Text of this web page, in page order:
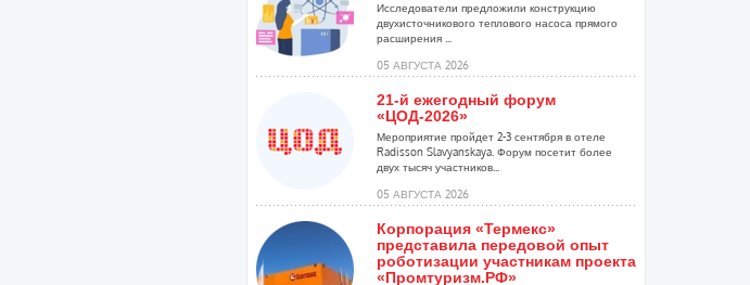
Исследователи предложили конструкцию
двухисточникового теплового насоса прямого
расширения ...
05 АВГУСТА 2026
21-й ежегодный форум
«ЦОД-2026»
Мероприятие пройдет 2-3 сентября в отеле
Radisson Slavyanskaya. Форум посетит более
двух тысяч участников...
05 АВГУСТА 2026
Корпорация «Термекс»
представила передовой опыт
роботизации участникам проекта
«Промтуризм.РФ»